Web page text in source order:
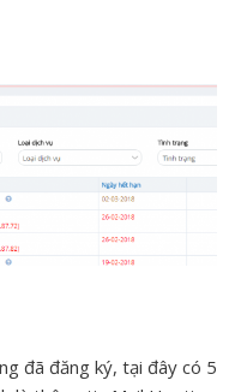
đã đăng ký, tại đây có 5